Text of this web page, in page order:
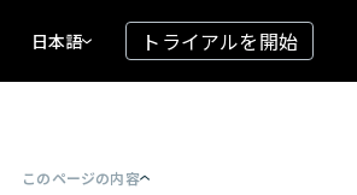
日本語 トライアルを開始
このページの内容